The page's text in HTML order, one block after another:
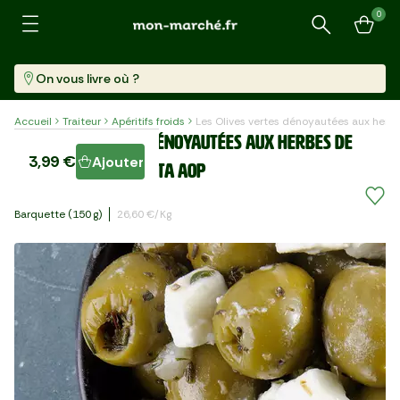
Recherche
0
On vous livre où ?
Accueil Traiteur Apéritifs froids Les Olives vertes dénoyautées aux
Les Olives vertes dénoyautées aux herbes de
Provence et à la feta AOP
Barquette (150 G) 26,60 €/kg
3,99 € Ajouter